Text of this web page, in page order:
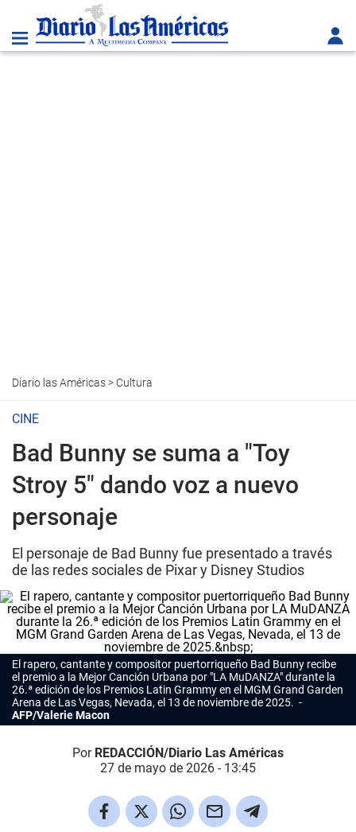
Diario las Américas> Cultura
CINE
Bad Bunny se suma a "Toy
Stroy 5" dando voz a nuevo
personaje
El personaje de Bad Bunny fue presentado a través
de las redes sociales de Pixar y Disney Studios
El rapero, cantante y compositor puertorriqueño Bad Bunny recibe
el premio a la Mejor Canción Urbana por "LA MuDANZA" durante la
26.ª edición de los Premios Latin Grammy en el MGM Grand Garden
Arena de Las Vegas, Nevada, el 13 de noviembre de 2025.
AFP/Valerie Macon
Por REDACCIÓN/Diario Las Américas
27 de mayo de 2026 - 13:45